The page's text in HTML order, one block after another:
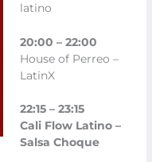
latino
20:00 – 22:00
House of Perreo –
LatinX
22:15 – 23:15
Cali Flow Latino –
Salsa Choque